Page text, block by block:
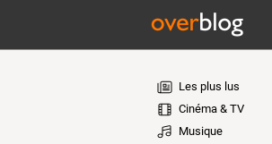
Les plus lus
Cinéma & TV
Musique